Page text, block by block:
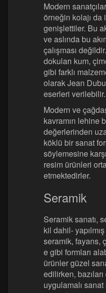
Modern
örneğin kolajı
genişlettiler. Bu
ve aslında bu
çalışması
dokuları kum,
gibi farklı
olarak Jean
eserleri verilebilir.
Modern ve
kavramın lehine
değerlerinden
köklü bir sanat
söylemesine
resim ürünleri
etmektedirler.
Seramik
Seramik sanatı,
kil dahil-
seramik, fayans,
e gibi formları
ürünler güzel
edilirken,
uygulamalı